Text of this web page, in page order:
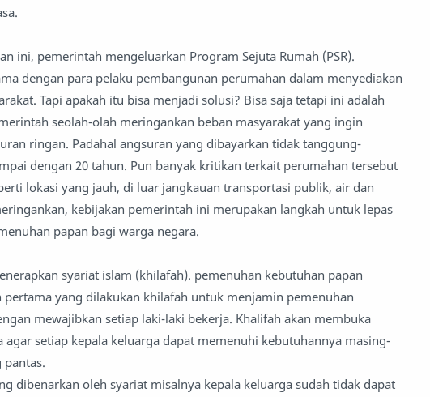
ini, pemerintah mengeluarkan Program Sejuta Rumah (PSR).
dengan para pelaku pembangunan perumahan dalam menyediakan
Tapi apakah itu bisa menjadi solusi? Bisa saja tetapi ini adalah
seolah-olah meringankan beban masyarakat yang ingin
ringan. Padahal angsuran yang dibayarkan tidak tanggung-
dengan 20 tahun. Pun banyak kritikan terkait perumahan tersebut
lokasi yang jauh, di luar jangkauan transportasi publik, air dan
kebijakan pemerintah ini merupakan langkah untuk lepas
papan bagi warga negara.
syariat islam (khilafah). pemenuhan kebutuhan papan
pertama yang dilakukan khilafah untuk menjamin pemenuhan
mewajibkan setiap laki-laki bekerja. Khalifah akan membuka
agar setiap kepala keluarga dapat memenuhi kebutuhannya masing-
pantas.
dibenarkan oleh syariat misalnya kepala keluarga sudah tidak dapat